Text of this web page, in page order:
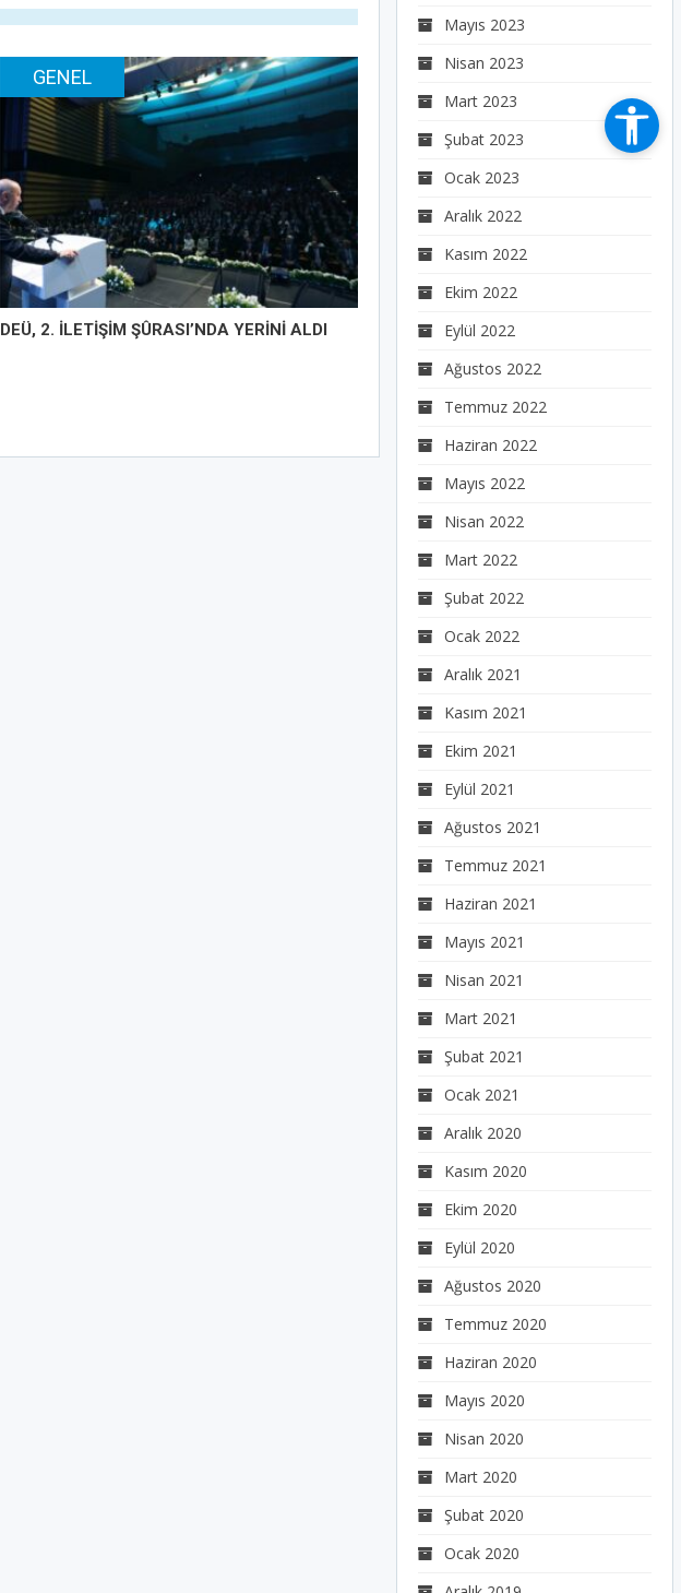
GENEL
DEÜ, 2. İLETİŞİM ŞÛRASI’NDA YERİNİ ALDI
Mayıs 2023
Nisan 2023
Mart 2023
Şubat 2023
Ocak 2023
Aralık 2022
Kasım 2022
Ekim 2022
Eylül 2022
Ağustos 2022
Temmuz 2022
Haziran 2022
Mayıs 2022
Nisan 2022
Mart 2022
Şubat 2022
Ocak 2022
Aralık 2021
Kasım 2021
Ekim 2021
Eylül 2021
Ağustos 2021
Temmuz 2021
Haziran 2021
Mayıs 2021
Nisan 2021
Mart 2021
Şubat 2021
Ocak 2021
Aralık 2020
Kasım 2020
Ekim 2020
Eylül 2020
Ağustos 2020
Temmuz 2020
Haziran 2020
Mayıs 2020
Nisan 2020
Mart 2020
Şubat 2020
Ocak 2020